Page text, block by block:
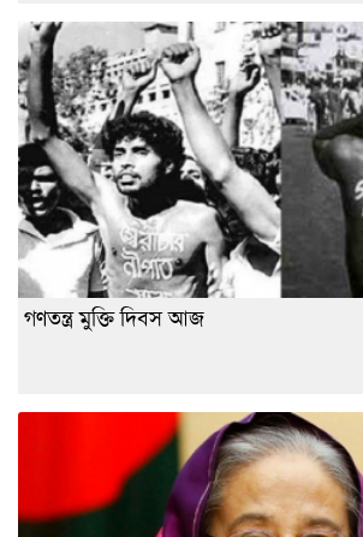
গণতন্ত্র মুক্তি দিবস আজ